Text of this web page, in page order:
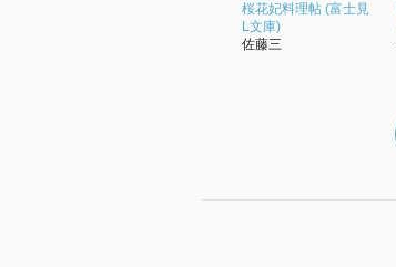
桜花妃料理帖 (富士見
L文庫)
佐藤三